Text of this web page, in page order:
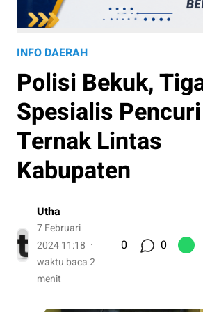
INFO DAERAH
Polisi Bekuk,
Spesialis Pencuri
Ternak Lintas
Kabupaten
Utha
7 Februari
2024 11:18
waktu baca 2
menit
0 0